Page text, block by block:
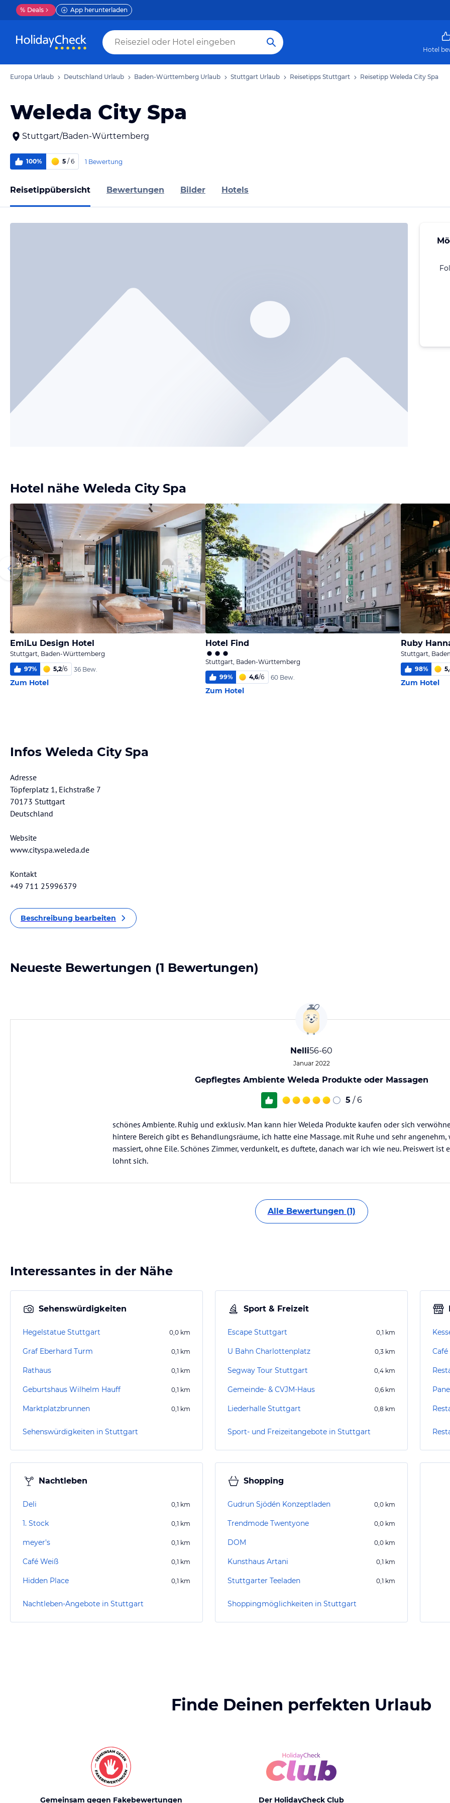
% Deals App herunterladen
Hotel
Europa Urlaub Deutschland Urlaub Baden-Württemberg Urlaub Stuttgart Urlaub Reisetipps Stuttgart Reisetipp Weleda City Spa
Weleda City Spa
Stuttgart/Baden-Württemberg
100% 5 / 6 1 Bewertung
Reisetippübersicht Bewertungen Bilder Hotels
Hotel nähe Weleda City Spa
EmiLu Design Hotel
Stuttgart, Baden-Württemberg
97% 5,2/6 36 Bew.
Zum Hotel
Hotel Find
Stuttgart, Baden-Württemberg
99% 4,6/6 60 Bew.
Zum Hotel
Ruby
Stuttgart,
98%
Zum Hotel
Infos Weleda City Spa
Adresse
Töpferplatz 1, Eichstraße 7
70173 Stuttgart
Deutschland
Website
www.cityspa.weleda.de
Kontakt
+49 711 25996379
Beschreibung bearbeiten
Neueste Bewertungen (1 Bewertungen)
Nelli56-60
Januar 2022
Gepflegtes Ambiente Weleda Produkte oder Massagen
5 / 6
schönes Ambiente. Ruhig und exklusiv. Man kann hier Weleda Produkte kaufen oder sich
hintere Bereich gibt es Behandlungsräume, ich hatte eine Massage. mit Ruhe und sehr angenehm,
massiert, ohne Eile. Schönes Zimmer, verdunkelt, es duftete, danach war ich wie neu. Preiswert ist
lohnt sich.
Alle Bewertungen (1)
Interessantes in der Nähe
Sehenswürdigkeiten
Hegelstatue Stuttgart 0,0 km
Graf Eberhard Turm 0,1 km
Rathaus 0,1 km
Geburtshaus Wilhelm Hauff 0,1 km
Marktplatzbrunnen 0,1 km
Sehenswürdigkeiten in Stuttgart
Sport & Freizeit
Escape Stuttgart 0,1 km
U Bahn Charlottenplatz 0,3 km
Segway Tour Stuttgart 0,4 km
Gemeinde- & CVJM-Haus 0,6 km
Liederhalle Stuttgart 0,8 km
Sport- und Freizeitangebote in Stuttgart
Café
Nachtleben
Deli 0,1 km
1. Stock 0,1 km
meyer's 0,1 km
Café Weiß 0,1 km
Hidden Place 0,1 km
Nachtleben-Angebote in Stuttgart
Shopping
Gudrun Sjödén Konzeptladen 0,0 km
Trendmode Twentyone 0,0 km
DOM 0,0 km
Kunsthaus Artani 0,1 km
Stuttgarter Teeladen 0,1 km
Shoppingmöglichkeiten in Stuttgart
Finde Deinen perfekten Urlaub
Gemeinsam gegen Fakebewertungen Der HolidayCheck Club